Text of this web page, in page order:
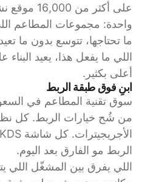
واحدة: مجموعات المطاعم
ما تحتاجها، تتوسع بدون ما
اللي ما يفعل هذا، يعيد
أعلى بكثير.
ابنِ فوق طبقة الربط
من شُح خيارات الربط. كل
الأجريجيترات. كل شاشة KDS تستقبل الأوردرات.
الربط مو الفارق بعد اليوم.
اللي يفرق بين المشغّل اللي